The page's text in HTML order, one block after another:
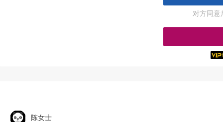
对方同意
陈女士